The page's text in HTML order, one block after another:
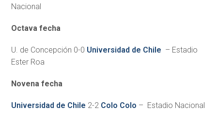
Nacional
Octava fecha
U. de Concepción 0-0 Universidad de Chile – Estadio
Ester Roa
Novena fecha
Universidad de Chile 2-2 Colo Colo – Estadio Nacional